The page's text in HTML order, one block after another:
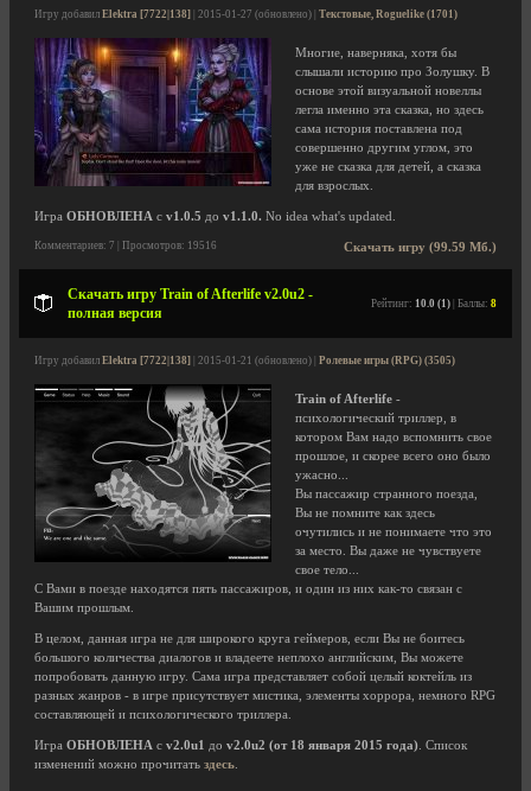
Игру добавил Elektra [7722|138] | 2015-01-27 (обновлено) | Текстовые, Roguelike (1701)
Многие, наверняка, хотя бы
слышали историю про Золушку. В
основе этой визуальной новеллы
легла именно эта сказка, но здесь
сама история поставлена под
совершенно другим углом, это
уже не сказка для детей, а сказка
для взрослых.
Игра ОБНОВЛЕНА с v1.0.5 до v1.1.0. No idea what's updated.
Скачать игру (99.59 Мб.)
Комментариев: 7 | Просмотров: 19516
Скачать игру Train of Afterlife v2.0u2 -
полная версия
Рейтинг: 10.0 (1) | Баллы: 8
Игру добавил Elektra [7722|138] | 2015-01-21 (обновлено) | Ролевые игры (RPG) (3505)
Train of Afterlife -
психологический триллер, в
котором Вам надо вспомнить свое
прошлое, и скорее всего оно было
ужасно...
Вы пассажир странного поезда,
Вы не помните как здесь
очутились и не понимаете что это
за место. Вы даже не чувствуете
свое тело...
С Вами в поезде находятся пять пассажиров, и один из них как-то связан с
Вашим прошлым.
В целом, данная игра не для широкого круга геймеров, если Вы не боитесь
большого количества диалогов и владеете неплохо английским, Вы можете
попробовать данную игру. Сама игра представляет собой целый коктейль из
разных жанров - в игре присутствует мистика, элементы хоррора, немного RPG
составляющей и психологического триллера.
Игра ОБНОВЛЕНА с v2.0u1 до v2.0u2 (от 18 января 2015 года) . Список
изменений можно прочитать здесь